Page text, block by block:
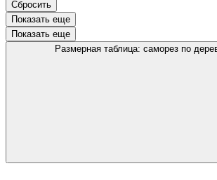
Сбросить
Показать еще
Показать еще
Размерная таблица: саморез по